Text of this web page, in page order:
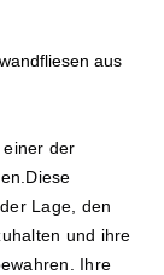
aus
einer der
Lage, den
und ihre
Ihre